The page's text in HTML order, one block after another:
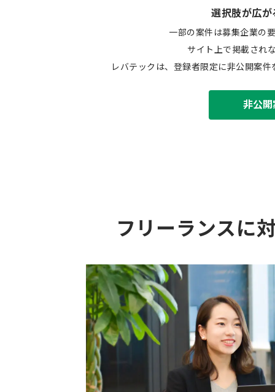
選択肢が広が
一部の案件は募集企業の
サイト上で掲載され
レバテックは、登録者限定に非公開案
非公
フリーランスに